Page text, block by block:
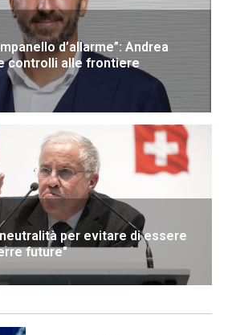
d’allarme”: Andrea
controlli alle frontiere
per evitare di essere
future"